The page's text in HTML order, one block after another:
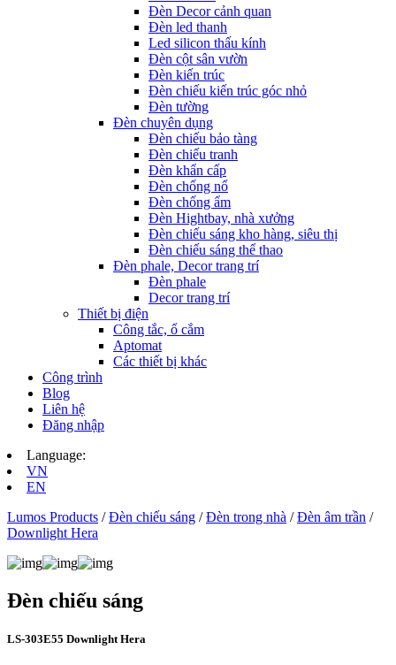
Đèn Decor cảnh quan
Đèn led thanh
Led silicon thấu kính
Đèn cột sân vườn
Đèn kiến trúc
Đèn chiếu kiến trúc góc nhỏ
Đèn tường
Đèn chuyên dụng
Đèn chiếu bảo tàng
Đèn chiếu tranh
Đèn khẩn cấp
Đèn chống nổ
Đèn chống ẩm
Đèn Hightbay, nhà xưởng
Đèn chiếu sáng kho hàng, siêu thị
Đèn chiếu sáng thể thao
Đèn phale, Decor trang trí
Đèn phale
Decor trang trí
Thiết bị điện
Công tắc, ổ cắm
Aptomat
Các thiết bị khác
Công trình
Blog
Liên hệ
Đăng nhập
Language:
VN
EN
Lumos Products /Đèn chiếu sáng /Đèn trong nhà /Đèn âm trần /
Downlight Hera
Đèn chiếu sáng
LS‑303E55 Downlight Hera